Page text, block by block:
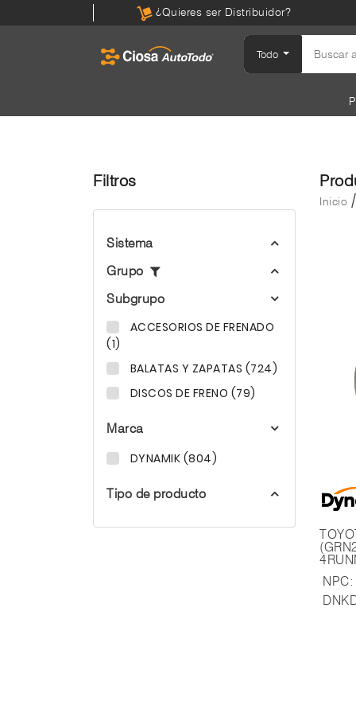
¿Quieres ser Distribuidor?
Todo
Filtros
Sistema
Grupo
Subgrupo
ACCESORIOS DE FRENADO
(1)
BALATAS Y ZAPATAS (724)
DISCOS DE FRENO (79)
Marca
DYNAMIK (804)
Tipo de producto
Inicio /
TOYOTA
V6
NPC: